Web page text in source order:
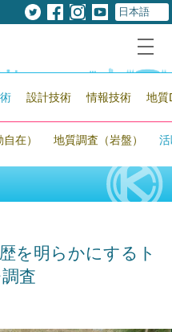
設計技術 情報技術 地質
在） 地質調査（岩盤）
を明らかにするト
査